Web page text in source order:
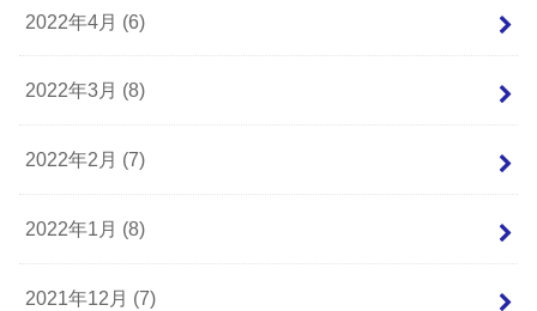
2022年4月 (6)
2022年3月 (8)
2022年2月 (7)
2022年1月 (8)
2021年12月 (7)